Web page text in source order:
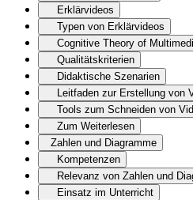
Erklärvideos
Typen von Erklärvideos
Cognitive Theory of
Qualitätskriterien
Didaktische Szenarien
Leitfaden zur Erstellung von
Tools zum Schneiden von
Zum Weiterlesen
Zahlen und Diagramme
Kompetenzen
Relevanz von Zahlen und
Einsatz im Unterricht